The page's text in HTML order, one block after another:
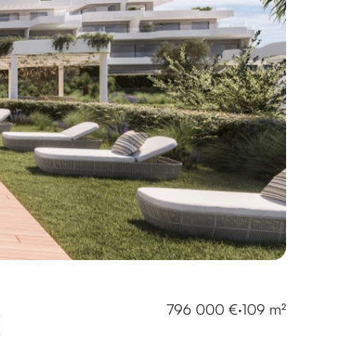
796 000 €·109 m²